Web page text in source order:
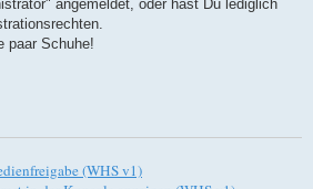
angemeldet, oder hast Du lediglich
paar Schuhe!
(WHS v1)